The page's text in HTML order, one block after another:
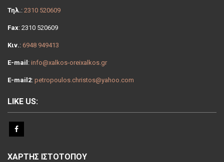
Τηλ.: 2310 520609
Fax: 2310 520609
Κιν.: 6948 949413
E-mail : info@xalkos-oreixalkos.gr
E-mail2: petropoulos.christos@yahoo.com
LIKE US:
ΧΑΡΤΗΣ ΙΣΤΟΤΟΠΟΥ